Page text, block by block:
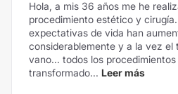
Hola, a mis 36 años me he
procedimiento estético y
expectativas de vida han
considerablemente y a la vez el
vano... todos los
transformado... Leer más